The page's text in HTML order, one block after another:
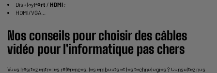
DisplayPort / HDMI ;
HDMI/VGA...
Nos conseils pour choisir des câbles
vidéo pour l'informatique pas chers
Vous hésitez entre les références, les embouts et les technologies ? Consultez nos